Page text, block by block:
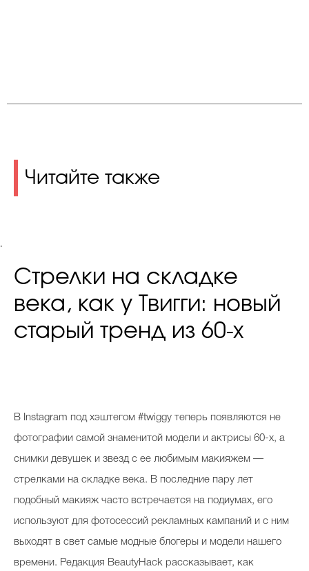
Читайте также
.
Стрелки на складке
века, как у Твигги: новый
старый тренд из 60-х
В Instagram под хэштегом #twiggy теперь появляются не
фотографии самой знаменитой модели и актрисы 60-х, а
снимки девушек и звезд с ее любимым макияжем —
стрелками на складке века. В последние пару лет
подобный макияж часто встречается на подиумах, его
используют для фотосессий рекламных кампаний и с ним
выходят в свет самые модные блогеры и модели нашего
времени. Редакция BeautyHack рассказывает, как